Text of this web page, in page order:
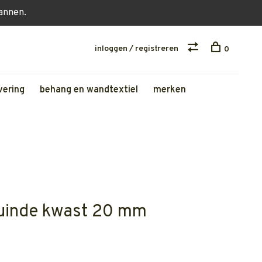
behang en wandtextiel merken
inloggen / registreren 0
kwast 20 mm